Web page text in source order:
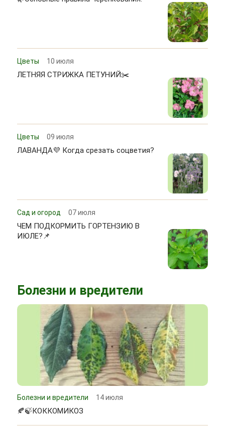
Цветы 10 июля
ЛЕТНЯЯ СТРИЖКА ПЕТУНИЙ✂️
Цветы 09 июля
ЛАВАНДА💜 Когда срезать соцветия?
Сад и огород 07 июля
ЧЕМ ПОДКОРМИТЬ ГОРТЕНЗИЮ В
ИЮЛЕ?📌
Болезни и вредители
Болезни и вредители 14 июля
🍂🍃КОККОМИКОЗ